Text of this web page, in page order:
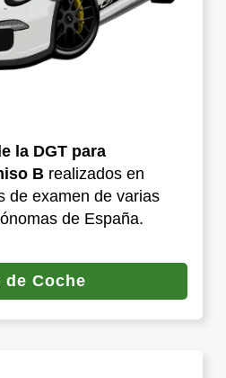
la DGT para
B realizados en
de examen de varias
de España.
de Coche